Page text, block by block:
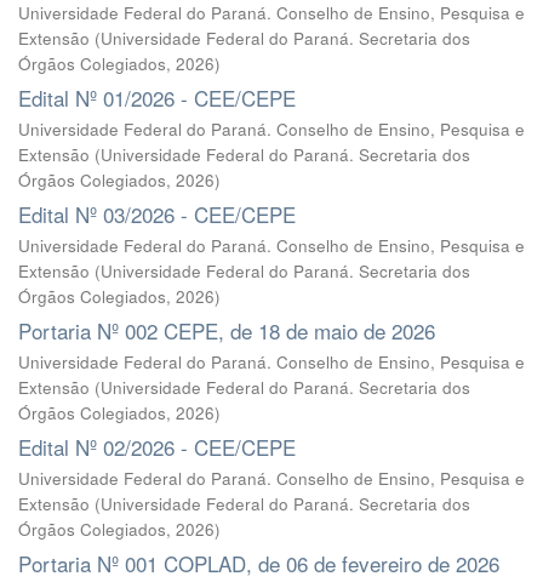
Universidade Federal do Paraná. Conselho de Ensino, Pesquisa e
Extensão (Universidade Federal do Paraná. Secretaria dos
Órgãos Colegiados, 2026)
Edital Nº 01/2026 - CEE/CEPE
Universidade Federal do Paraná. Conselho de Ensino, Pesquisa e
Extensão (Universidade Federal do Paraná. Secretaria dos
Órgãos Colegiados, 2026)
Edital Nº 03/2026 - CEE/CEPE
Universidade Federal do Paraná. Conselho de Ensino, Pesquisa e
Extensão (Universidade Federal do Paraná. Secretaria dos
Órgãos Colegiados, 2026)
Portaria Nº 002 CEPE, de 18 de maio de 2026
Universidade Federal do Paraná. Conselho de Ensino, Pesquisa e
Extensão (Universidade Federal do Paraná. Secretaria dos
Órgãos Colegiados, 2026)
Edital Nº 02/2026 - CEE/CEPE
Universidade Federal do Paraná. Conselho de Ensino, Pesquisa e
Extensão (Universidade Federal do Paraná. Secretaria dos
Órgãos Colegiados, 2026)
Portaria Nº 001 COPLAD, de 06 de fevereiro de 2026